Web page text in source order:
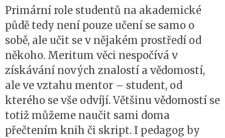
Primární role studentů na akademické
půdě tedy není pouze učení se samo o
sobě, ale učit se v nějakém prostředí od
někoho. Meritum věci nespočívá v
získávání nových znalostí a vědomostí,
ale ve vztahu mentor – student, od
kterého se vše odvíjí. Většinu vědomostí se
totiž můžeme naučit sami doma
přečtením knih či skript. I pedagog by